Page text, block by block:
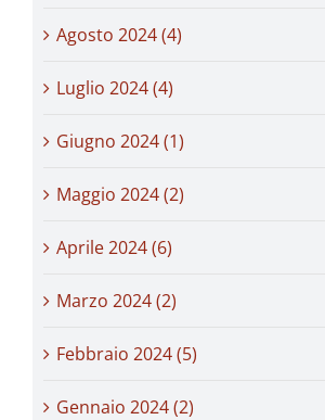
Agosto 2024 (4)
Luglio 2024 (4)
Giugno 2024 (1)
Maggio 2024 (2)
Aprile 2024 (6)
Marzo 2024 (2)
Febbraio 2024 (5)
Gennaio 2024 (2)